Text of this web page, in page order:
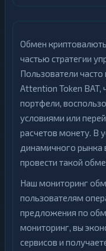
Обмен
частью стратегии
Пользователи
Attention Token BAT,
портфели,
условиями или
расчетов монету. В
динамичного
провести такой
Наш мониторинг
пользователям
предложения по
мониторинг, вы
сервисов и